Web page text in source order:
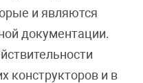
и являются
документации.
конструкторов и в